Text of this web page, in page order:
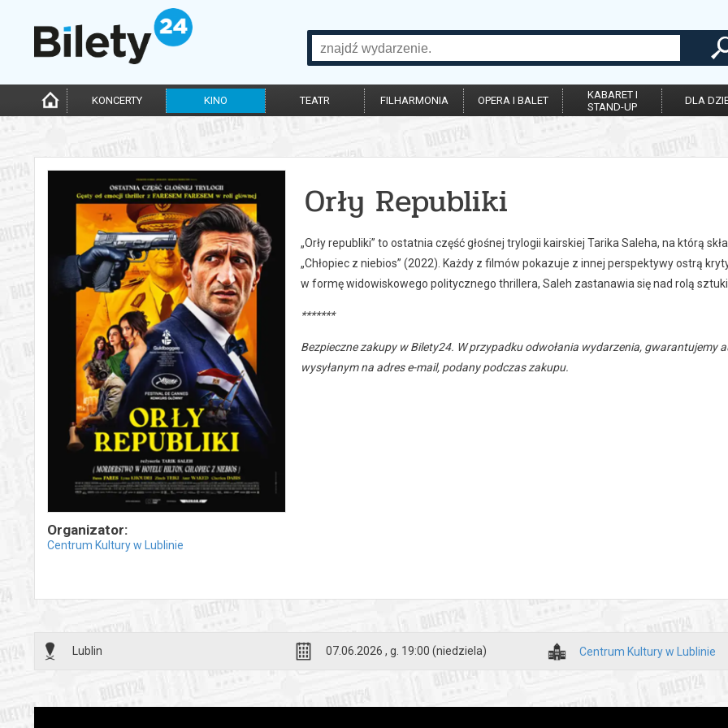
KONCERTY KINO TEATR FILHARMONIA OPERA I BALET
KABARET I
STAND-UP
DLA
Organizator:
Centrum Kultury w Lublinie
Orły Republiki
„Orły republiki” to ostatnia część głośnej trylogii kairskiej Tarika Saleha, na którą
„Chłopiec z niebios” (2022). Każdy z filmów pokazuje z innej perspektywy ostrą
w formę widowiskowego politycznego thrillera, Saleh zastanawia się nad rolą sztuki
*******
Bezpieczne zakupy w Bilety24. W przypadku odwołania wydarzenia,
wysyłanym na adres e-mail, podany podczas zakupu.
Lublin 07.06.2026 , g. 19:00 (niedziela) Centrum Kultury w Lublinie